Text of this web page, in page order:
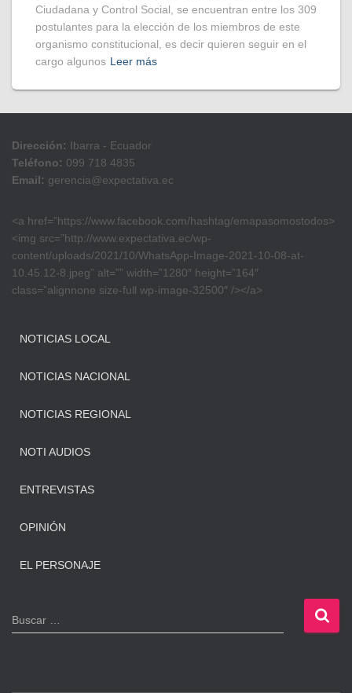
Ciudadana y Control Social, se encuentran entre los 309
postulantes para la elección de los miembros de este
organismo constitucional, es decir quieren seguir en el
cargo algunos Leer más
Dirección: Ibarra - Ecuador
Teléfono: 099 718 4835
Email: gerencia@expectativa.ec
<a href=”https://www.facebook.com/hashtag/emapasomostodos>
<img src=”http://www.expectativa.ec/wp-
content/uploads/2021/10/WhatsApp-Image-2021-10-08-at-
10.45.12-8.jpeg” alt=”” width=”1280″ height=”164″
class=”alignnone size-full wp-image-32500″ /></a>
NOTICIAS LOCAL
NOTICIAS NACIONAL
NOTICIAS REGIONAL
NOTI AUDIOS
ENTREVISTAS
OPINIÓN
EL PERSONAJE
B
u
Buscar …